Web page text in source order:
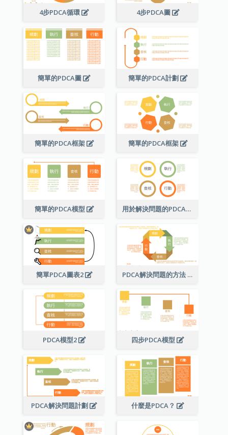
4步PDCA循環 4步PDCA圖
簡單的PDCA圖 簡單的PDCA計劃
簡單的PDCA框架 簡單的PDCA框架
簡單的PDCA模型 用於解決問題的PDCA圖表
簡單PDCA圖表2 PDCA解決問題的方法
PDCA模型2 四步PDCA模型
PDCA解決問題計劃 什麼是PDCA？